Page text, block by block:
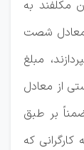
مکلفند به
معادل شصت
مبلغ
از معادل
بر طبق
که